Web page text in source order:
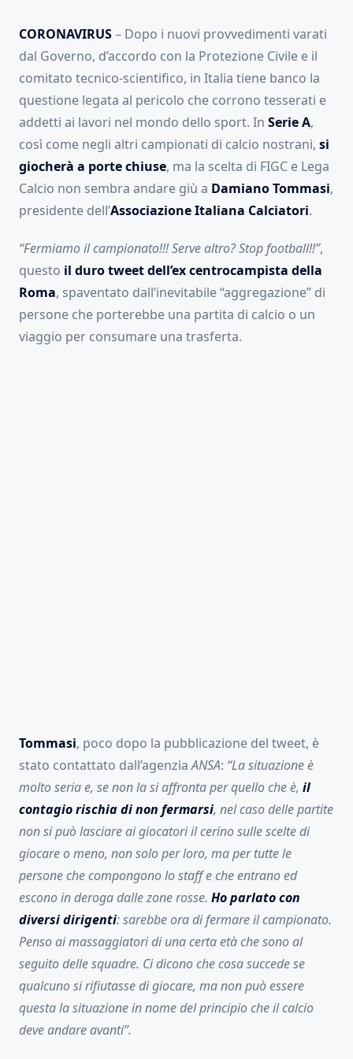
CORONAVIRUS– Dopo i nuovi provvedimenti varati
dal Governo, d’accordo con la Protezione Civile e il
comitato tecnico-scientifico, in Italia tiene banco la
questione legata al pericolo che corrono tesserati e
addetti ai lavori nel mondo dello sport. In Serie A,
così come negli altri campionati di calcio nostrani, si
giocherà a porte chiuse, ma la scelta di FIGC e Lega
Calcio non sembra andare giù a Damiano Tommasi,
presidente dell’Associazione Italiana Calciatori.
“Fermiamo il campionato!!! Serve altro? Stop football!!”,
questo il duro tweet dell’ex centrocampista della
Roma, spaventato dall’inevitabile “aggregazione” di
persone che porterebbe una partita di calcio o un
viaggio per consumare una trasferta.
Tommasi, poco dopo la pubblicazione del tweet, è
stato contattato dall’agenziaANSA: “La situazione è
molto seria e, se non la si affronta per quello che è, il
contagio rischia di non fermarsi, nel caso delle partite
non si può lasciare ai giocatori il cerino sulle scelte di
giocare o meno, non solo per loro, ma per tutte le
persone che compongono lo staff e che entrano ed
escono in deroga dalle zone rosse. Ho parlato con
diversi dirigenti: sarebbe ora di fermare il campionato.
Penso ai massaggiatori di una certa età che sono al
seguito delle squadre. Ci dicono che cosa succede se
qualcuno si rifiutasse di giocare, ma non può essere
questa la situazione in nome del principio che il calcio
deve andare avanti”.